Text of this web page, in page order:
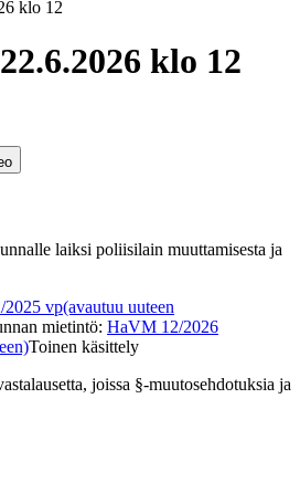
klo 12
klo 12
laiksi poliisilain muuttamisesta ja
2025 vp(avautuu uuteen
mietintö: HaVM 12/2026
Toinen käsittely
joissa §-muutosehdotuksia ja